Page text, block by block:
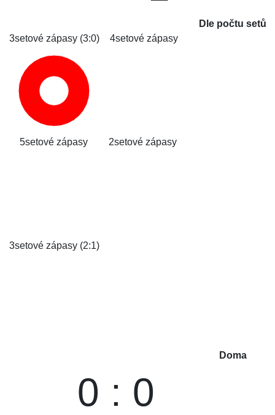
Dle počtu setů
3setové zápasy (3:0)
4setové zápasy
5setové zápasy 2setové zápasy
3setové zápasy (2:1)
Doma
0 : 0